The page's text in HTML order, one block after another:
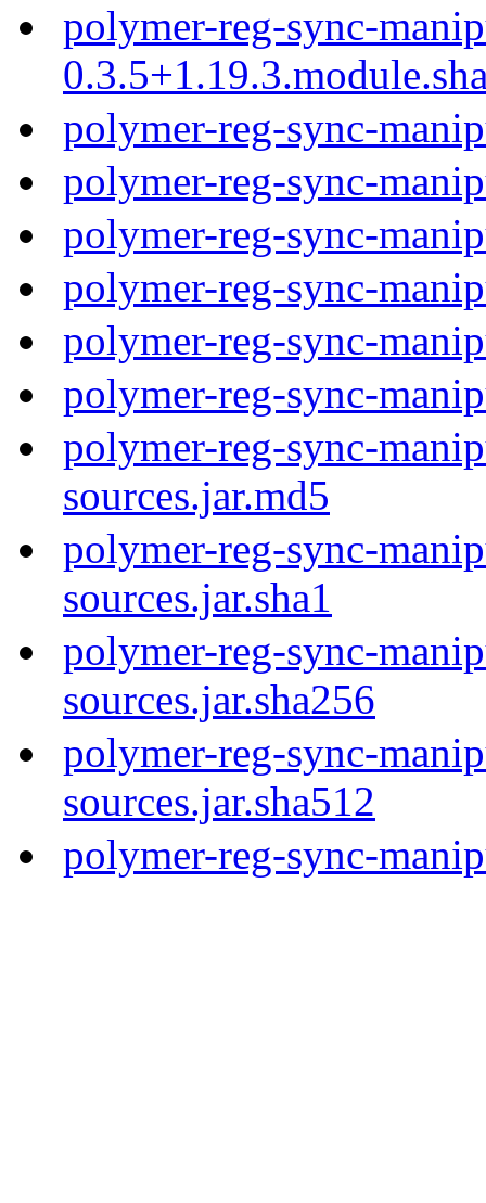
polymer-reg-sync-
polymer-reg-sync-
polymer-reg-sync-
polymer-reg-sync-
polymer-reg-sync-
polymer-reg-sync-
polymer-reg-sync-
polymer-reg-sync-
sources.jar.md5
polymer-reg-sync-
sources.jar.sha1
polymer-reg-sync-
sources.jar.sha256
polymer-reg-sync-
sources.jar.sha512
polymer-reg-sync-